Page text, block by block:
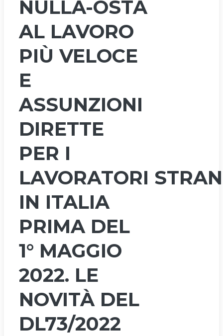
NULLA-OSTA
AL LAVORO
PIÙ VELOCE
E
ASSUNZIONI
DIRETTE
PER I
LAVORATORI
IN ITALIA
PRIMA DEL
1° MAGGIO
2022. LE
NOVITÀ DEL
DL73/2022